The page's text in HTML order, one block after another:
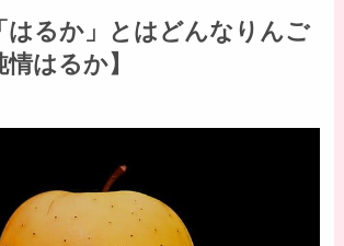
はるか」とはどんなりんご
はるか】